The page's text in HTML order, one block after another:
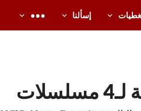
إسألنا ●●●